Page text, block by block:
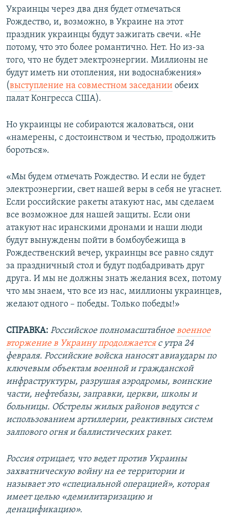
Украинцы через два дня будет отмечаться
Рождество, и, возможно, в Украине на этот
праздник украинцы будут зажигать свечи. «Не
потому, что это более романтично. Нет. Но из-за
того, что не будет электроэнергии. Миллионы не
будут иметь ни отопления, ни водоснабжения»
(выступление на совместном заседании обеих
палат Конгресса США).
Но украинцы не собираются жаловаться, они
«намерены, с достоинством и честью, продолжить
бороться».
«Мы будем отмечать Рождество. И если не будет
электроэнергии, свет нашей веры в себя не угаснет.
Если российские ракеты атакуют нас, мы сделаем
все возможное для нашей защиты. Если они
атакуют нас иранскими дронами и наши люди
будут вынуждены пойти в бомбоубежища в
Рождественский вечер, украинцы все равно сядут
за праздничный стол и будут подбадривать друг
друга. И мы не должны знать желания всех, потому
что мы знаем, что все из нас, миллионы украинцев,
желают одного – победы. Только победы!»
СПРАВКА: Российское полномасштабноевоенное
вторжение в Украину продолжаетсяс утра 24
февраля. Российские войска наносят авиаудары по
ключевым объектам военной и гражданской
инфраструктуры, разрушая аэродромы, воинские
части, нефтебазы, заправки, церкви, школы и
больницы. Обстрелы жилых районов ведутся с
использованием артиллерии, реактивных систем
залпового огня и баллистических ракет.
Россия отрицает, что ведет против Украины
захватническую войну на ее территории и
называет это «специальной операцией», которая
имеет целью «демилитаризацию и
денацификацию».